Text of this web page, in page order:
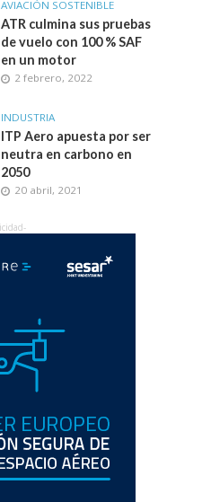
AVIACIÓN SOSTENIBLE
ATR culmina sus pruebas
de vuelo con 100 % SAF
en un motor
2 febrero, 2022
INDUSTRIA
ITP Aero apuesta por ser
neutra en carbono en
2050
20 abril, 2021